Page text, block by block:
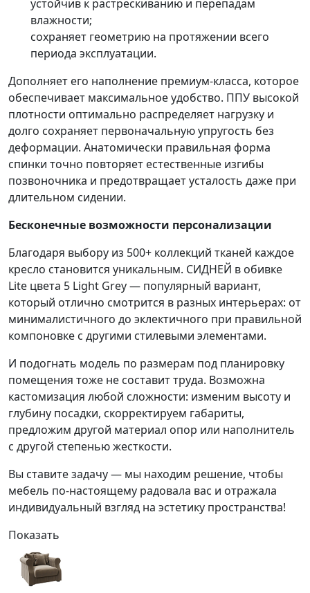
устойчив к растрескиванию и перепадам
влажности;
сохраняет геометрию на протяжении всего
периода эксплуатации.
Дополняет его наполнение премиум-класса, которое
обеспечивает максимальное удобство. ППУ высокой
плотности оптимально распределяет нагрузку и
долго сохраняет первоначальную упругость без
деформации. Анатомически правильная форма
спинки точно повторяет естественные изгибы
позвоночника и предотвращает усталость даже при
длительном сидении.
Бесконечные возможности персонализации
Благодаря выбору из 500+ коллекций тканей каждое
кресло становится уникальным. СИДНЕЙ в обивке
Lite цвета 5 Light Grey— популярный вариант,
который отлично смотрится в разных интерьерах: от
минималистичного до эклектичного при правильной
компоновке с другими стилевыми элементами.
И подогнать модель по размерам под планировку
помещения тоже не составит труда. Возможна
кастомизация любой сложности: изменим высоту и
глубину посадки, скорректируем габариты,
предложим другой материал опор или наполнитель
с другой степенью жесткости.
Вы ставите задачу — мы находим решение, чтобы
мебель по-настоящему радовала вас и отражала
индивидуальный взгляд на эстетику пространства!
Показать